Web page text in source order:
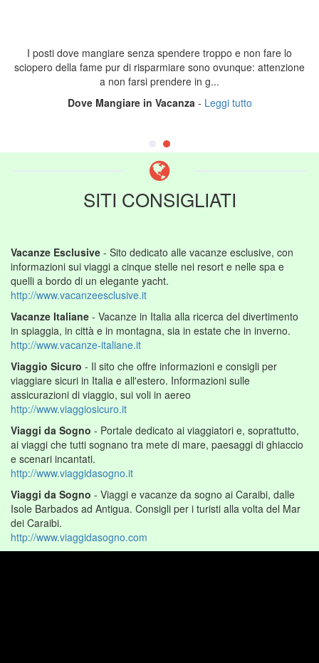
I posti dove mangiare senza spendere troppo e non fare lo
sciopero della fame pur di risparmiare sono ovunque: attenzione
a non farsi prendere in g...
Dove Mangiare in Vacanza- Leggi tutto
SITI CONSIGLIATI
Vacanze Esclusive - Sito dedicato alle vacanze esclusive, con
informazioni sui viaggi a cinque stelle nei resort e nelle spa e
quelli a bordo di un elegante yacht.
http://www.vacanzeesclusive.it
Vacanze Italiane - Vacanze in Italia alla ricerca del divertimento
in spiaggia, in città e in montagna, sia in estate che in inverno.
http://www.vacanze-italiane.it
Viaggio Sicuro - Il sito che offre informazioni e consigli per
viaggiare sicuri in Italia e all'estero. Informazioni sulle
assicurazioni di viaggio, sui voli in aereo
http://www.viaggiosicuro.it
Viaggi da Sogno - Portale dedicato ai viaggiatori e, soprattutto,
ai viaggi che tutti sognano tra mete di mare, paesaggi di ghiaccio
e scenari incantati.
http://www.viaggidasogno.it
Viaggi da Sogno - Viaggi e vacanze da sogno ai Caraibi, dalle
Isole Barbados ad Antigua. Consigli per i turisti alla volta del Mar
dei Caraibi.
http://www.viaggidasogno.com